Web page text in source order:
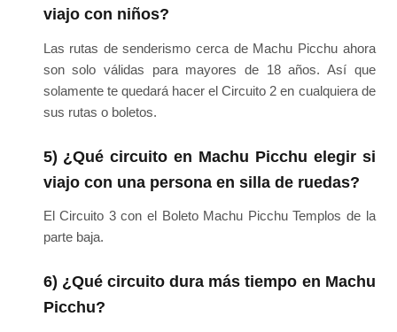
viajo con niños?
Las rutas de senderismo cerca de Machu Picchu ahora
son solo válidas para mayores de 18 años. Así que
solamente te quedará hacer el Circuito 2 en cualquiera de
sus rutas o boletos.
5) ¿Qué circuito en Machu Picchu elegir si
viajo con una persona en silla de ruedas?
El Circuito 3 con el Boleto Machu Picchu Templos de la
parte baja.
6) ¿Qué circuito dura más tiempo en Machu
Picchu?